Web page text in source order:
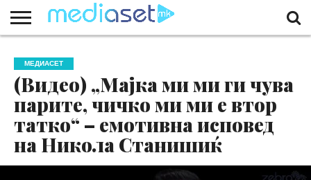
НАС
КОНТАКТ
МАРКЕТИНГ
ПОЧЕТНА
МЕДИАСЕТ
(Видео) „Мајка ми ми ги чува
парите, чичко ми ми е втор
татко“ – емотивна исповед
на Никола Станишиќ